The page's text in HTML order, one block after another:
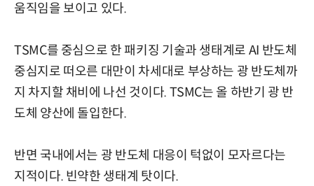
움직임을 보이고 있다.
TSMC를 중심으로 한 패키징 기술과 생태계로 AI 반도체
중심지로 떠오른 대만이 차세대로 부상하는 광 반도체까
지 차지할 채비에 나선 것이다. TSMC는 올 하반기 광 반
도체 양산에 돌입한다.
반면 국내에서는 광 반도체 대응이 턱없이 모자르다는
지적이다. 빈약한 생태계 탓이다.